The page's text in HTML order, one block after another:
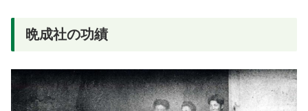
晩成社の功績